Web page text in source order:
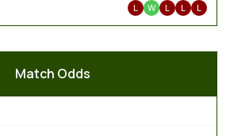
L W L L L
Match Odds